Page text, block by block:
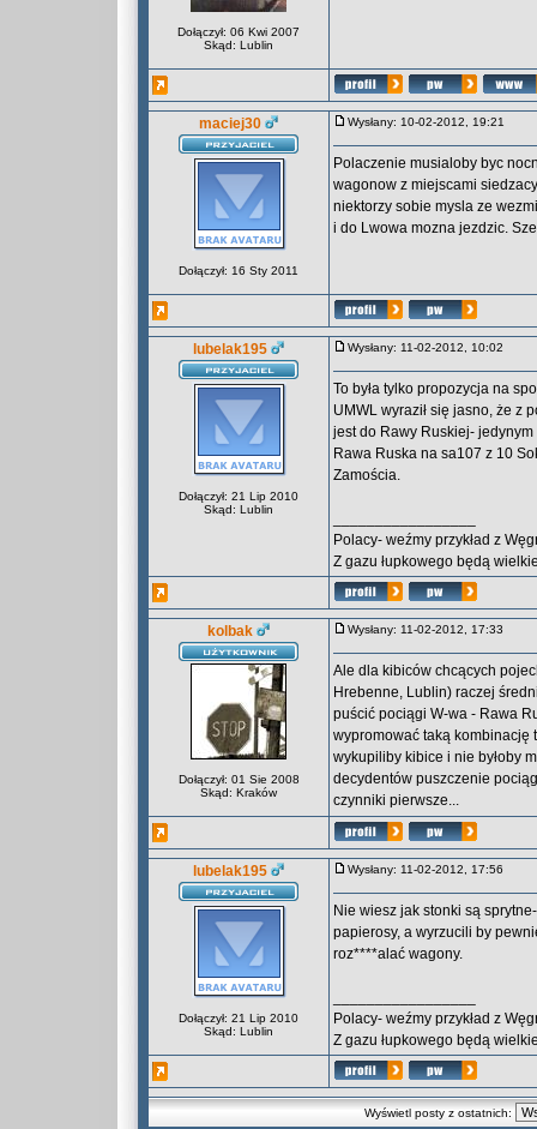
Dołączył: 06 Kwi 2007
Skąd: Lublin
maciej30
Dołączył: 16 Sty 2011
Wysłany: 10-02-2012, 19:21
Polaczenie musialoby byc
wagonow z miejscami
niektorzy sobie mysla ze
i do Lwowa mozna jezdzic.
lubelak195
Dołączył: 21 Lip 2010
Skąd: Lublin
Wysłany: 11-02-2012, 10:02
To była tylko propozycja na
UMWL wyraził się jasno, że z
jest do Rawy Ruskiej-
Rawa Ruska na sa107 z 10
Zamościa.
Polacy- weźmy przykład z
Z gazu łupkowego będą
kolbak
Dołączył: 01 Sie 2008
Skąd: Kraków
Wysłany: 11-02-2012, 17:33
Ale dla kibiców chcących
Hrebenne, Lublin) raczej
puścić pociągi W-wa - Rawa
wypromować taką kombinację
wykupiliby kibice i nie byłoby
decydentów puszczenie
czynniki pierwsze...
lubelak195
Dołączył: 21 Lip 2010
Skąd: Lublin
Wysłany: 11-02-2012, 17:56
Nie wiesz jak stonki są
papierosy, a wyrzucili by
roz****alać wagony.
Polacy- weźmy przykład z
Z gazu łupkowego będą
Wyświetl posty z ostatnich: